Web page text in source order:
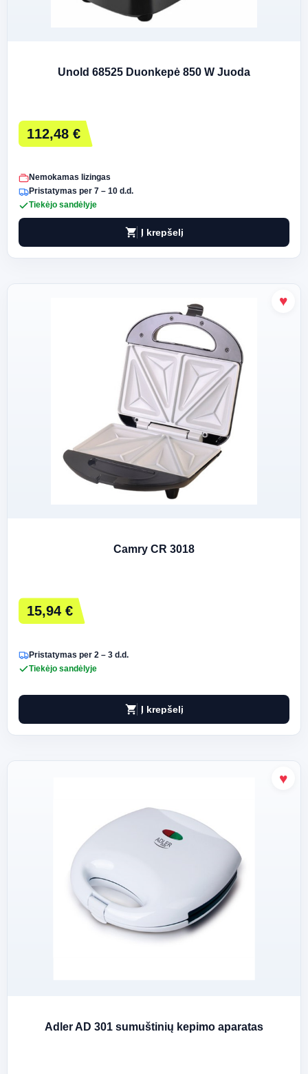
Unold 68525 Duonkepė 850 W Juoda
112,48 €
Nemokamas lizingas
Pristatymas per 7 – 10 d.d.
Tiekėjo sandėlyje
shopping_cart Į krepšelį
Camry CR 3018
15,94 €
Pristatymas per 2 – 3 d.d.
Tiekėjo sandėlyje
shopping_cart Į krepšelį
Adler AD 301 sumuštinių kepimo aparatas